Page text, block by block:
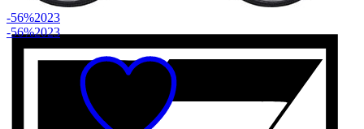
-56%2023
-56%2023